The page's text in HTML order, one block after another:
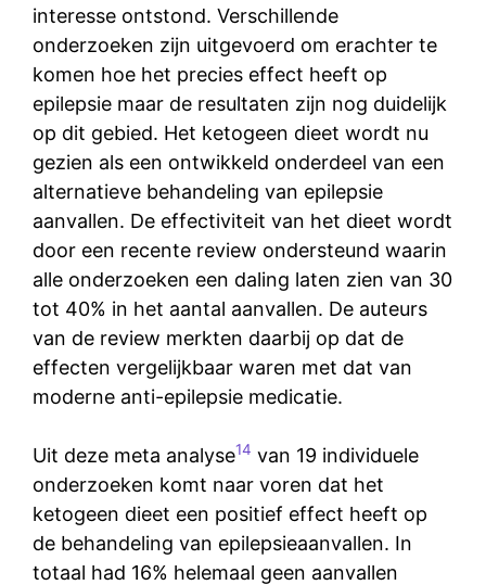
interesse ontstond. Verschillende
onderzoeken zijn uitgevoerd om erachter te
komen hoe het precies effect heeft op
epilepsie maar de resultaten zijn nog duidelijk
op dit gebied. Het ketogeen dieet wordt nu
gezien als een ontwikkeld onderdeel van een
alternatieve behandeling van epilepsie
aanvallen. De effectiviteit van het dieet wordt
door een recente review ondersteund waarin
alle onderzoeken een daling laten zien van 30
tot 40% in het aantal aanvallen. De auteurs
van de review merkten daarbij op dat de
effecten vergelijkbaar waren met dat van
moderne anti-epilepsie medicatie.
Uit deze meta analyse14 van 19 individuele
onderzoeken komt naar voren dat het
ketogeen dieet een positief effect heeft op
de behandeling van epilepsieaanvallen. In
totaal had 16% helemaal geen aanvallen